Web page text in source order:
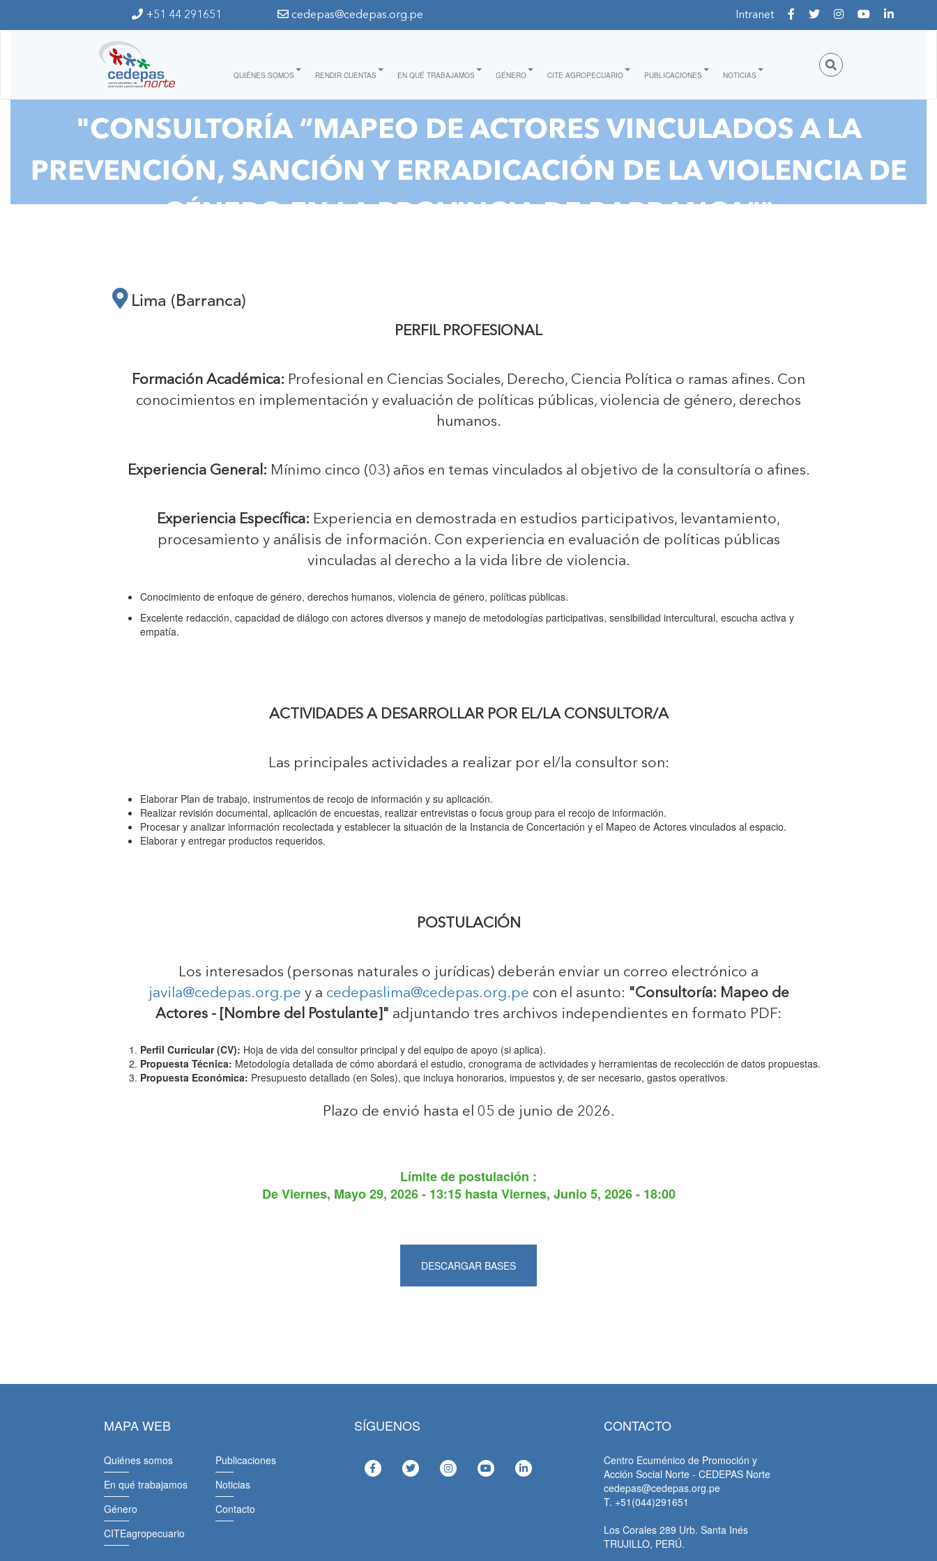
+51 44 291651 cedepas@cedepas.org.pe Intranet
QUIÉNES SOMOS RENDIR CUENTAS EN QUÉ TRABAJAMOS GÉNERO CITE AGROPECUARIO PUBLICACIONES NOTICIAS
"CONSULTORÍA “MAPEO DE ACTORES VINCULADOS A LA
PREVENCIÓN, SANCIÓN Y ERRADICACIÓN DE LA VIOLENCIA DE
Lima (Barranca)
PERFIL PROFESIONAL
Formación Académica: Profesional en Ciencias Sociales, Derecho, Ciencia Política o ramas afines. Con
conocimientos en implementación y evaluación de políticas públicas, violencia de género, derechos
humanos.
Experiencia General: Mínimo cinco (03) años en temas vinculados al objetivo de la consultoría o afines.
Experiencia Específica: Experiencia en demostrada en estudios participativos, levantamiento,
procesamiento y análisis de información. Con experiencia en evaluación de políticas públicas
vinculadas al derecho a la vida libre de violencia.
Conocimiento de enfoque de género, derechos humanos, violencia de género, políticas públicas.
Excelente redacción, capacidad de diálogo con actores diversos y manejo de metodologías participativas, sensibilidad intercultural, escucha activa y
empatía.
ACTIVIDADES A DESARROLLAR POR EL/LA CONSULTOR/A
Las principales actividades a realizar por el/la consultor son:
Elaborar Plan de trabajo, instrumentos de recojo de información y su aplicación.
Realizar revisión documental, aplicación de encuestas, realizar entrevistas o focus group para el recojo de información.
Procesar y analizar información recolectada y establecer la situación de la Instancia de Concertación y el Mapeo de Actores vinculados al espacio.
Elaborar y entregar productos requeridos.
POSTULACIÓN
Los interesados (personas naturales o jurídicas) deberán enviar un correo electrónico a
javila@cedepas.org.pe y a cedepaslima@cedepas.org.pe con el asunto: "Consultoría: Mapeo de
Actores - [Nombre del Postulante]" adjuntando tres archivos independientes en formato PDF:
Perfil Curricular (CV): Hoja de vida del consultor principal y del equipo de apoyo (si aplica).
Propuesta Técnica: Metodología detallada de cómo abordará el estudio, cronograma de actividades y herramientas de recolección de datos propuestas.
Propuesta Económica: Presupuesto detallado (en Soles), que incluya honorarios, impuestos y, de ser necesario, gastos operativos.
Plazo de envió hasta el 05 de junio de 2026.
Límite de postulación :
DeViernes, Mayo 29, 2026 - 13:15hastaViernes, Junio 5, 2026 - 18:00
DESCARGAR BASES
MAPA WEB
Quiénes somos
En qué trabajamos
Género
CITEagropecuario
Publicaciones
Noticias
Contacto
SÍGUENOS CONTACTO
Centro Ecuménico de Promoción y
Acción Social Norte - CEDEPAS Norte
cedepas@cedepas.org.pe
T. +51(044)291651
Los Corales 289 Urb. Santa Inés
TRUJILLO, PERÚ.